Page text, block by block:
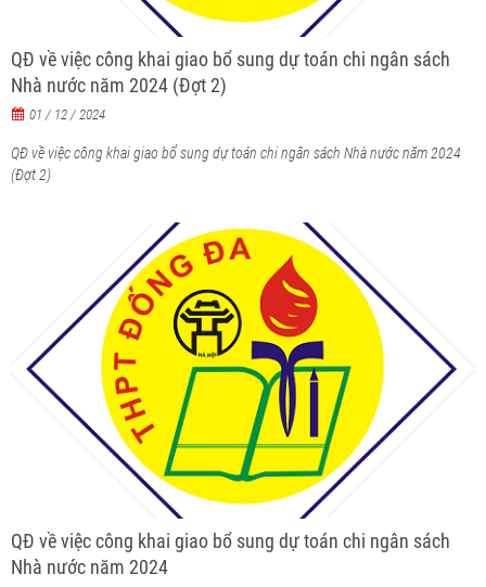
QĐ về việc công khai giao bổ sung dự toán chi ngân sách
Nhà nước năm 2024 (Đợt 2)
01 / 12 / 2024
QĐ về việc công khai giao bổ sung dự toán chi ngân sách Nhà nước năm 2024
(Đợt 2)
QĐ về việc công khai giao bổ sung dự toán chi ngân sách
Nhà nước năm 2024